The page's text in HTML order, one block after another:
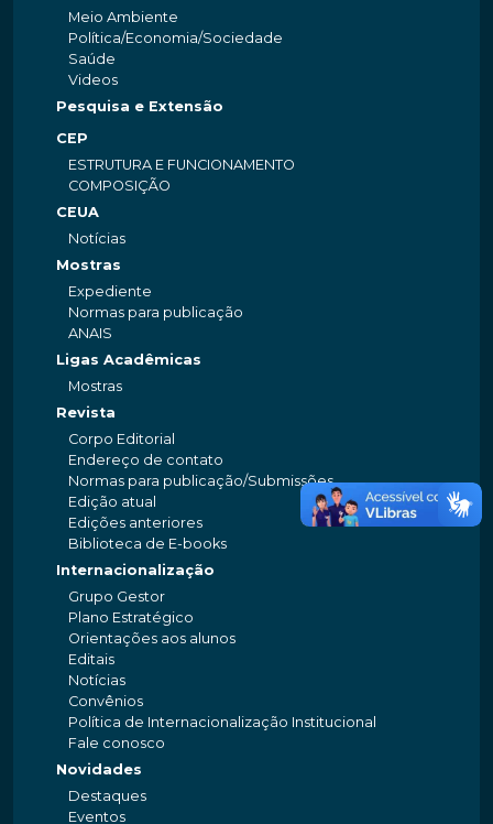
Meio Ambiente
Política/Economia/Sociedade
Saúde
Videos
Pesquisa e Extensão
CEP
ESTRUTURA E FUNCIONAMENTO
COMPOSIÇÃO
CEUA
Notícias
Mostras
Expediente
Normas para publicação
ANAIS
Ligas Acadêmicas
Mostras
Revista
Corpo Editorial
Endereço de contato
Normas para publicação/Submissões
Edição atual
Edições anteriores
Biblioteca de E-books
Internacionalização
Grupo Gestor
Plano Estratégico
Orientações aos alunos
Editais
Notícias
Convênios
Política de Internacionalização Institucional
Fale conosco
Novidades
Destaques
Eventos